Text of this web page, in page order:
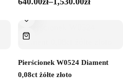
Pierścionek W0524 Diament
0,08ct żółte złoto